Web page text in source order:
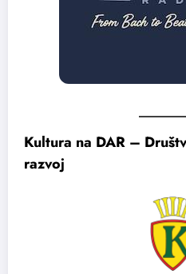
Kultura na DAR –
razvoj